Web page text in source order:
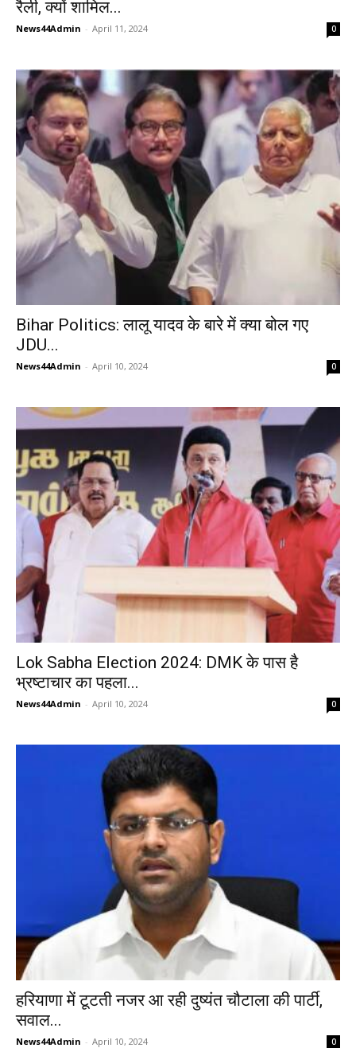
रैली, क्यों शामिल...
News44Admin - April 11, 2024 0
Bihar Politics: लालू यादव के बारे में क्या बोल गए
JDU...
News44Admin - April 10, 2024 0
Lok Sabha Election 2024: DMK के पास है
भ्रष्टाचार का पहला...
News44Admin - April 10, 2024 0
हरियाणा में टूटती नजर आ रही दुष्यंत चौटाला की पार्टी,
सवाल...
News44Admin - April 10, 2024 0